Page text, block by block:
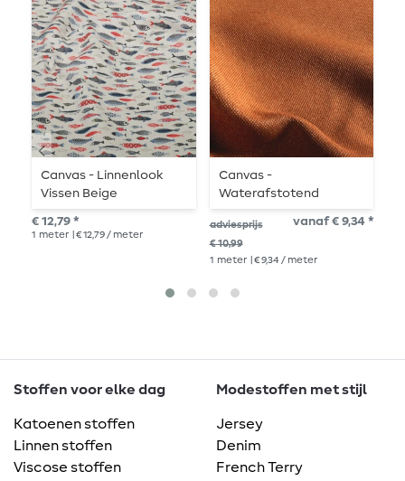
Canvas - Linnenlook
Vissen Beige
€ 12,79 *
1 meter | € 12,79 / meter
Canvas -
Waterafstotend
Terracotta gemêleerd
adviesprijs
€ 10,99
vanaf € 9,34 *
1 meter | € 9,34 / meter
Stoffen voor elke dag
Katoenen stoffen
Linnen stoffen
Viscose stoffen
Modestoffen met stijl
Jersey
Denim
French Terry